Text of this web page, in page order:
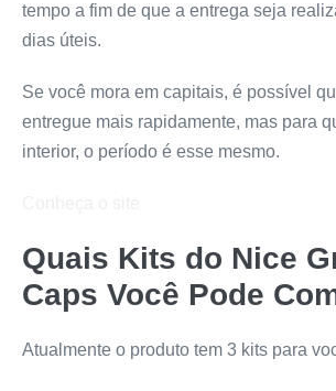
tempo a fim de que a entrega seja
dias úteis.
Se você mora em capitais, é possível
entregue mais rapidamente, mas para
interior, o período é esse mesmo.
Quais Kits do Nice
Caps Você Pode
Atualmente o produto tem 3 kits para